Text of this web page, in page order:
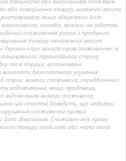
або повернення товару належної якості
якщо збережено його
пломби, ярлики; на підставі
споживачеві разом з проданим
товару неналежної якості
України «про захист прав споживачів»: в
гарантійного строку
та в строки, встановлені
безоплатного усунення
строк. вимоги споживача, передбачених
задоволенню, якщо продавець,
задовольняє вимоги споживача,
цієї статті) доведуть, що недоліки
споживачем правил
зберігання. Споживач має право
товару особисто або через свого